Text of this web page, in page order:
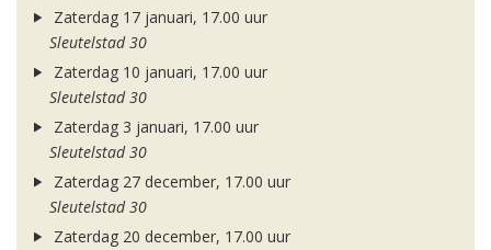
Zaterdag 17 januari, 17.00 uur
Sleutelstad 30
Zaterdag 10 januari, 17.00 uur
Sleutelstad 30
Zaterdag 3 januari, 17.00 uur
Sleutelstad 30
Zaterdag 27 december, 17.00 uur
Sleutelstad 30
Zaterdag 20 december, 17.00 uur